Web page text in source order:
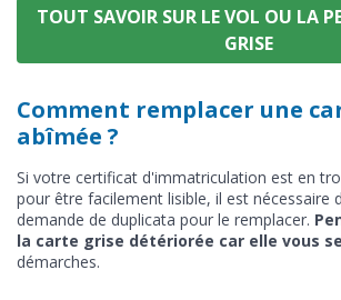
TOUT SAVOIR SUR LE VOL OU LA
GRISE
Comment remplacer une
abîmée ?
Si votre certificat d'immatriculation est en
pour être facilement lisible, il est nécessaire
demande de duplicata pour le remplacer.
la carte grise détériorée car elle vous
démarches.